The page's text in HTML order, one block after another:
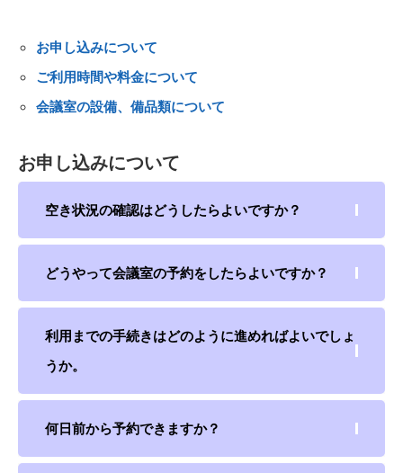
お申し込みについて
ご利用時間や料金について
会議室の設備、備品類について
お申し込みについて
空き状況の確認はどうしたらよいですか？
どうやって会議室の予約をしたらよいですか？
利用までの手続きはどのように進めればよいでしょ
うか。
何日前から予約できますか？